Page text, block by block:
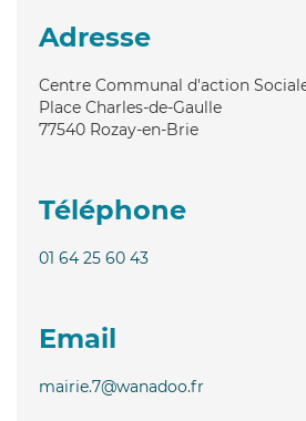
Adresse
Centre Communal d'action
Place Charles-de-Gaulle
77540 Rozay-en-Brie
Téléphone
01 64 25 60 43
Email
mairie.7@wanadoo.fr